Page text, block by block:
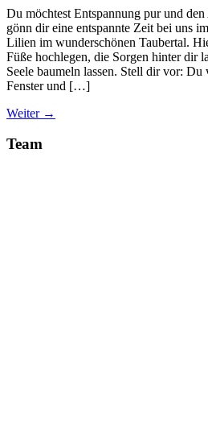
Du möchtest Entspannung pur und
gönn dir eine entspannte Zeit bei uns
Lilien im wunderschönen Taubertal.
Füße hochlegen, die Sorgen hinter dir
Seele baumeln lassen. Stell dir vor: Du
Fenster und […]
Weiter →
Team